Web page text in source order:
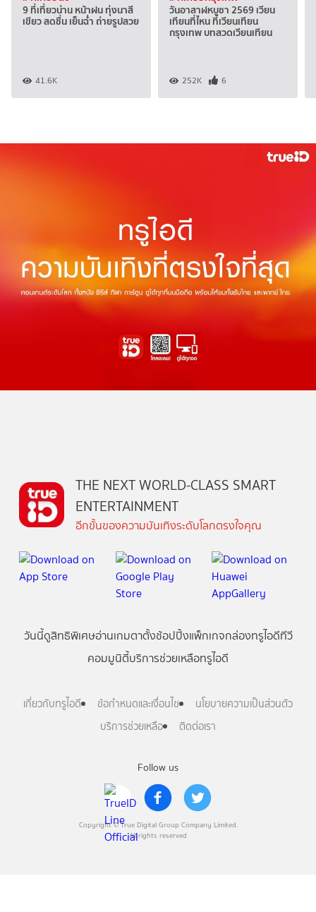
9 ที่เที่ยวน่าน หน้าฝน ทุ่งนาสี
เขียว สดชื่น เย็นฉ่ำ ถ่ายรูปสวย
41.6K
วันอาสาฬหบูชา 2569 เวียน
เทียนที่ไหน ที่เวียนเทียน
กรุงเทพ บทสวดเวียนเทียน
252K 6
Follow us
Copyright © True Digital Group Company Limited.
All rights reserved
THE NEXT WORLD-CLASS SMART
ENTERTAINMENT
อีกขั้นของความบันเทิงระดับโลกตรงใจคุณ
วันนี้ดูสิทธิพิเศษอ่านเกมตาตั้งช้อปปิ้งแพ็กเกจกล่องทรูไอดีทีวี
คอมมูนิตี้บริการช่วยเหลือทรูไอดี
เกี่ยวกับทรูไอดี ข้อกำหนดและเงื่อนไข
นโยบายความเป็นส่วนตัว
บริการช่วยเหลือ
ติดต่อเรา